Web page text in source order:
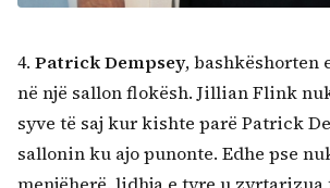
4. Patrick Dempsey, bashkëshorten
në një sallon flokësh. Jillian Flink
syve të saj kur kishte parë Patrick
sallonin ku ajo punonte. Edhe pse